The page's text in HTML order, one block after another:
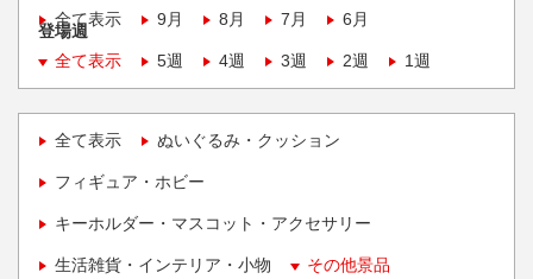
全て表示
9月 8月 7月 6月
登場週
全て表示
5週 4週 3週 2週 1週
全て表示 ぬいぐるみ・クッション
フィギュア・ホビー
キーホルダー・マスコット・アクセサリー
生活雑貨・インテリア・小物 その他景品